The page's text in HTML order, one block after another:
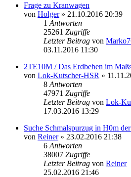
Frage zu Kranwagen
von Holger» 21.10.2016 20:39
1 Antworten
25261 Zugriffe
Letzter Beitrag von
03.11.2016 11:30
2TE10M / Das Erdbeben im
von Lok-Kutscher-HSR »
8 Antworten
47971 Zugriffe
Letzter Beitrag von Lok-
17.03.2016 13:29
Suche Schmalspurzug in H0m
von Reiner» 23.02.2016 21:38
6 Antworten
38007 Zugriffe
Letzter Beitrag von Reiner
25.02.2016 21:46